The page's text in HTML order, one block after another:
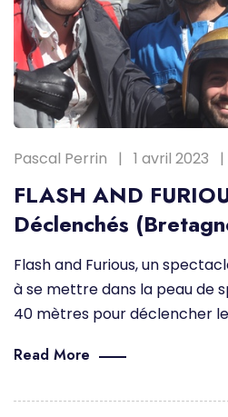
Pascal Perrin 1 avril 2023
FLASH AND
Déclenchés
Flash and Furious, un
à se mettre dans la peau de
40 mètres pour déclencher
Read More